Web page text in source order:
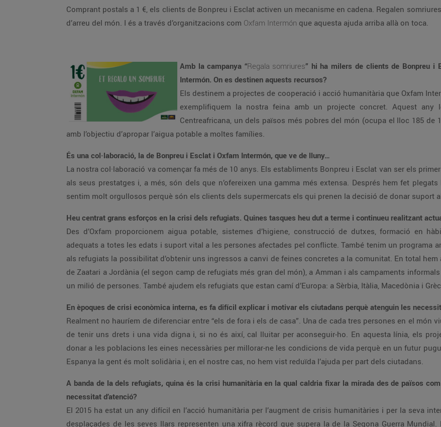
Comprant postals a 1 €, els clients de Bonpreu i Esclat activen un mecanisme en cadena. Regalen
d’arreu del món. I és a través d’organitzacions com Oxfam Intermón que aquesta ajuda arriba allà on toca.
Amb la campanya “Regala somriures” hi ha milers de clients de Bonpreu i
Intermón. On es destinen aquests recursos?
Els destinem a projectes de cooperació i acció humanitària que Oxfam
exemplifiquem la nostra feina amb un projecte concret. Aquest any
Centreafricana, un dels països més pobres del món (ocupa el lloc 185 de
amb l’objectiu d’apropar l’aigua potable a moltes famílies.
És una col·laboració, la de Bonpreu i Esclat i Oxfam Intermón, que ve de lluny…
La nostra col·laboració va començar fa més de 10 anys. Els establiments Bonpreu i Esclat van ser els
als seus prestatges i, a més, són dels que n’ofereixen una gamma més extensa. Després hem fet
sentim molt orgullosos perquè són els clients dels supermercats els qui prenen la decisió de donar suport
Heu centrat grans esforços en la crisi dels refugiats. Quines tasques heu dut a terme i continueu realitzant
Des d’Oxfam proporcionem aigua potable, sistemes d’higiene, construcció de dutxes, formació en
adequats a totes les edats i suport vital a les persones afectades pel conflicte. També tenim un programa
als refugiats la possibilitat d’obtenir uns ingressos a canvi de feines concretes a la comunitat. En total
de Zaatari a Jordània (el segon camp de refugiats més gran del món), a Amman i als campaments
un milió de persones. També ajudem els refugiats que estan camí d’Europa: a Sèrbia, Itàlia, Macedònia i
En èpoques de crisi econòmica interna, es fa difícil explicar i motivar els ciutadans perquè atenguin les
Realment no hauríem de diferenciar entre “els de fora i els de casa”. Una de cada tres persones en el món
de tenir uns drets i una vida digna i, si no és així, cal lluitar per aconseguir-ho. En aquesta línia, els
donar a les poblacions les eines necessàries per millorar-ne les condicions de vida perquè en un futur
Espanya la gent és molt solidària i, en el nostre cas, no hem vist reduïda l’ajuda per part dels ciutadans.
A banda de la dels refugiats, quina és la crisi humanitària en la qual caldria fixar la mirada des de països
necessitat d’atenció?
El 2015 ha estat un any difícil en l’acció humanitària per l’augment de crisis humanitàries i per la seva
desplaçades de les seves llars representen una xifra rècord que supera la de la Segona Guerra Mundial.